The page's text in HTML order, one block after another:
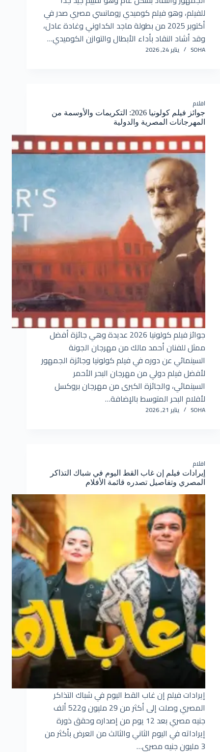
للفيلم، وهو فيلم كوميدي رومانسي مصري صدر في
أكتوبر 2025 من بطولة ماجد الكداوني وغادة عادل،
وقد أشاد النقاد بأداء الأبطال والتوازن الكوميدي…
SOHA يناير 24, 2026
افلام
جوائز فيلم كولونيا 2026: التكريمات والأوسمة من
المهرجانات المصرية والدولية
جوائز فيلم كولونيا 2026 عديدة وهي جائزة أفضل
ممثل للفنان أحمد مالك من مهرجان الجونة
السينمائي عن دوره في فيلم كولونيا وجائزة الجمهور
لأفضل فيلم دولي من مهرجان البحر الأحمر
السينمائي، والجائزة الكبرى من مهرجان بروكسل
لأفلام البحر المتوسط بالإضافة…
SOHA يناير 21, 2026
افلام
إيرادات فيلم إن غاب القط اليوم في شباك التذاكر
المصري وتفاصيل تصدره قائمة الأفلام
إيرادات فيلم إن غاب القط اليوم في شباك التذاكر
المصري وصلت إلى أكثر من 29 مليون و522 ألف
جنيه مصري بعد 12 يوم من إصداره وحقق ذورة
إيراداته في اليوم الثاني والثالث من العرض بأكثر من
3 مليون جنيه مصري…